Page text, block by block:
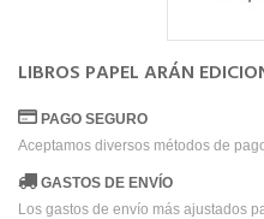
LIBROS PAPEL ARÁN
PAGO SEGURO
Aceptamos diversos métodos de
GASTOS DE ENVÍO
Los gastos de envío más ajustados